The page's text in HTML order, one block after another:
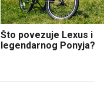
Što povezuje Lexus i
legendarnog Ponyja?